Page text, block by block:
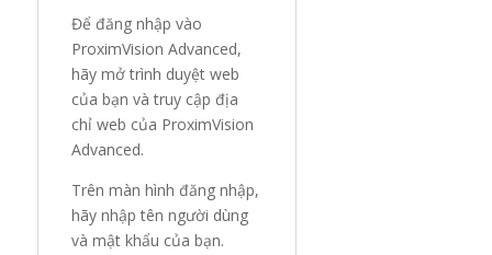
Để đăng nhập vào
ProximVision Advanced,
hãy mở trình duyệt web
của bạn và truy cập địa
chỉ web của ProximVision
Advanced.
Trên màn hình đăng nhập,
hãy nhập tên người dùng
và mật khẩu của bạn.